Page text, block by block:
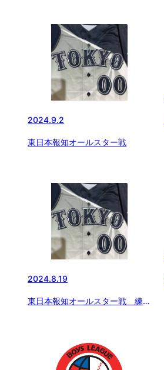
2024.9.2
東日本報知オールスター戦
2024.8.19
東日本報知オールスター戦 練習